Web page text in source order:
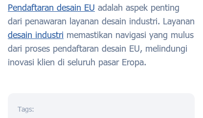
Pendaftaran desain EU adalah aspek penting
dari penawaran layanan desain industri. Layanan
desain industri memastikan navigasi yang mulus
dari proses pendaftaran desain EU, melindungi
inovasi klien di seluruh pasar Eropa.
Tags: